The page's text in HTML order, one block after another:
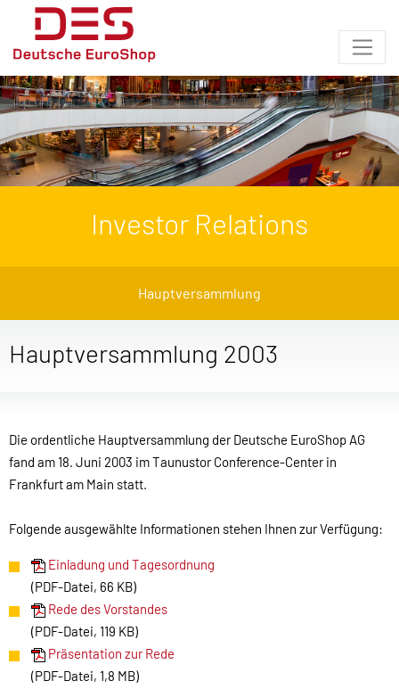
Investor Relations
Hauptversammlung
Hauptversammlung 2003
Die ordentliche Hauptversammlung der Deutsche EuroShop AG
fand am 18. Juni 2003 im Taunustor Conference-Center in
Frankfurt am Main statt.
Folgende ausgewählte Informationen stehen Ihnen zur Verfügung:
Einladung und Tagesordnung
(PDF-Datei, 66 KB)
Rede des Vorstandes
(PDF-Datei, 119 KB)
Präsentation zur Rede
(PDF-Datei, 1,8 MB)